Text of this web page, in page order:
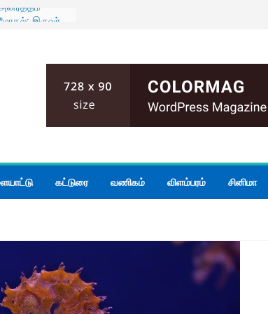
மழை
கிழக்கு
கட்டுரை வணிகம் விளம்பரம் சினிமா